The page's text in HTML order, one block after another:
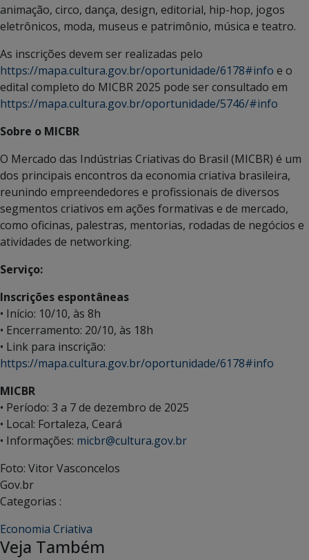
animação, circo, dança, design, editorial, hip-hop, jogos
eletrônicos, moda, museus e patrimônio, música e teatro.
As inscrições devem ser realizadas pelo
https://mapa.cultura.gov.br/oportunidade/6178#info e o
edital completo do MICBR 2025 pode ser consultado em
https://mapa.cultura.gov.br/oportunidade/5746/#info
Sobre o MICBR
O Mercado das Indústrias Criativas do Brasil (MICBR) é um
dos principais encontros da economia criativa brasileira,
reunindo empreendedores e profissionais de diversos
segmentos criativos em ações formativas e de mercado,
como oficinas, palestras, mentorias, rodadas de negócios e
atividades de networking.
Serviço:
Inscrições espontâneas
• Início: 10/10, às 8h
• Encerramento: 20/10, às 18h
• Link para inscrição:
https://mapa.cultura.gov.br/oportunidade/6178#info
MICBR
• Período: 3 a 7 de dezembro de 2025
• Local: Fortaleza, Ceará
• Informações: micbr@cultura.gov.br
Foto: Vitor Vasconcelos
Gov.br
Categorias :
Economia Criativa
Veja Também